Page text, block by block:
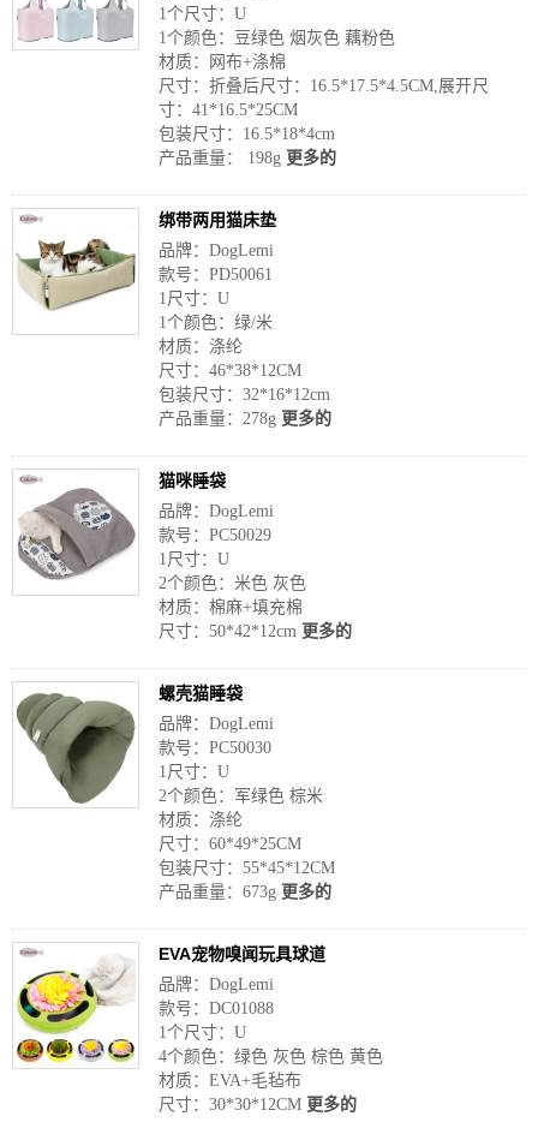
1个尺寸：U
1个颜色：豆绿色 烟灰色 藕粉色
材质：网布+涤棉
尺寸：折叠后尺寸：16.5*17.5*4.5CM,展开尺
寸：41*16.5*25CM
包装尺寸：16.5*18*4cm
产品重量： 198g 更多的
绑带两用猫床垫
品牌：DogLemi
款号：PD50061
1尺寸：U
1个颜色：绿/米
材质：涤纶
尺寸：46*38*12CM
包装尺寸：32*16*12cm
产品重量：278g 更多的
猫咪睡袋
品牌：DogLemi
款号：PC50029
1尺寸：U
2个颜色：米色 灰色
材质：棉麻+填充棉
尺寸：50*42*12cm 更多的
螺壳猫睡袋
品牌：DogLemi
款号：PC50030
1尺寸：U
2个颜色：军绿色 棕米
材质：涤纶
尺寸：60*49*25CM
包装尺寸：55*45*12CM
产品重量：673g 更多的
EVA宠物嗅闻玩具球道
品牌：DogLemi
款号：DC01088
1个尺寸：U
4个颜色：绿色 灰色 棕色 黄色
材质：EVA+毛毡布
尺寸：30*30*12CM 更多的